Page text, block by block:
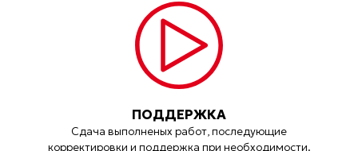
ПОДДЕРЖКА
Сдача выполненых работ, последующие
корректировки и поддержка при необходимости.